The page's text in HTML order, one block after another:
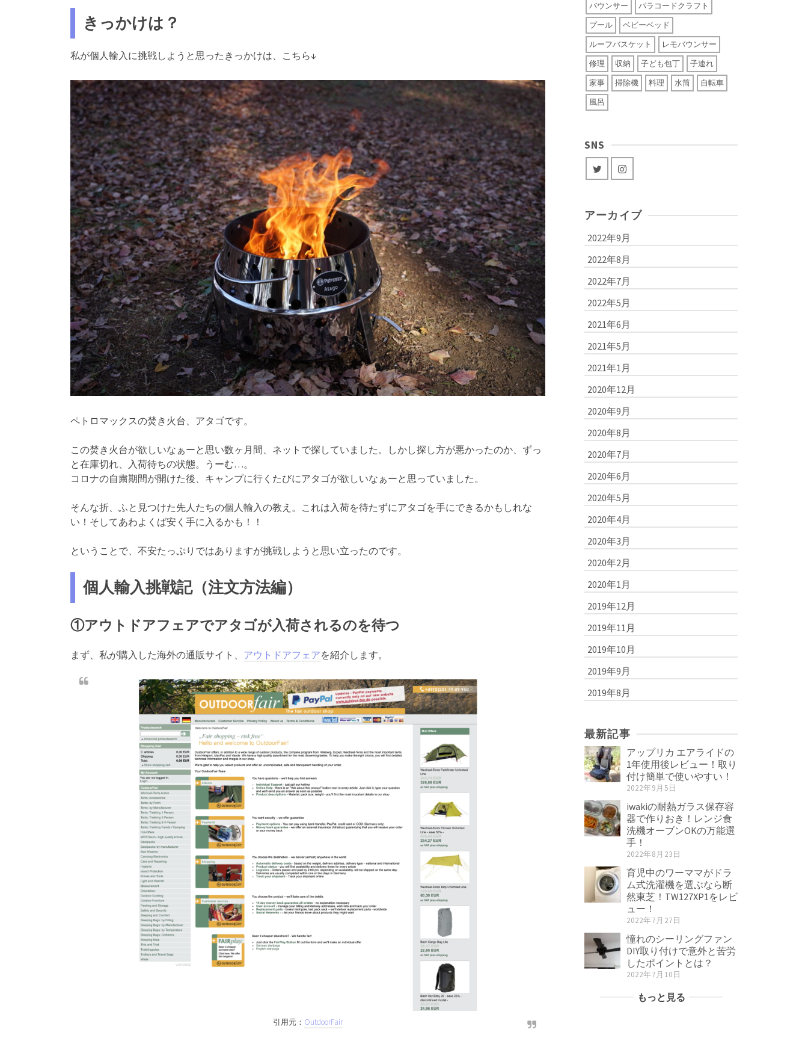
きっかけは？
私が個人輸入に挑戦しようと思ったきっかけは、こちら↓
ペトロマックスの焚き火台、アタゴです。
この焚き火台が欲しいなぁーと思い数ヶ月間、ネットで探していました。しかし探し方が悪かったのか、ずっ
と在庫切れ、入荷待ちの状態。うーむ…。
コロナの自粛期間が開けた後、キャンプに行くたびにアタゴが欲しいなぁーと思っていました。
そんな折、ふと見つけた先人たちの個人輸入の教え。これは入荷を待たずにアタゴを手にできるかもしれな
い！そしてあわよくば安く手に入るかも！！
ということで、不安たっぷりではありますが挑戦しようと思い立ったのです。
個人輸入挑戦記（注文方法編）
①アウトドアフェアでアタゴが入荷されるのを待つ
まず、私が購入した海外の通販サイト、 アウトドアフェアを紹介します。
引用元： OutdoorFair
バウンサー
パラコードクラフト
プール
ベビーベッド
ルーフバスケット
レモバウンサー
修理
収納 子ども包丁
子連れ
家事
掃除機 料理 水筒
自転車
風呂
SNS
アーカイブ
2022年9月
2022年8月
2022年7月
2022年5月
2021年6月
2021年5月
2021年1月
2020年12月
2020年9月
2020年8月
2020年7月
2020年6月
2020年5月
2020年4月
2020年3月
2020年2月
2020年1月
2019年12月
2019年11月
2019年10月
2019年9月
2019年8月
最新記事
アップリカ エアライドの
1年使用後レビュー！取り
付け簡単で使いやすい！
2022年9月5日
iwakiの耐熱ガラス保存容
器で作りおき！レンジ食
洗機オーブンOKの万能選
手！
2022年8月23日
育児中のワーママがドラ
ム式洗濯機を選ぶなら断
然東芝！TW127XP1をレビ
ュー！
2022年7月27日
憧れのシーリングファン
DIY取り付けで意外と苦労
したポイントとは？
2022年7月10日
もっと見る